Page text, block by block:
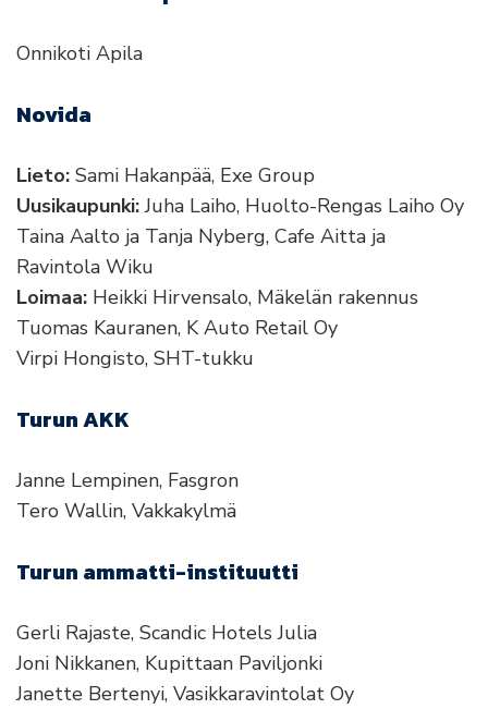
Onnikoti Apila
Novida
Lieto: Sami Hakanpää, Exe Group
Uusikaupunki:Juha Laiho, Huolto-Rengas Laiho Oy
Taina Aalto ja Tanja Nyberg, Cafe Aitta ja
Ravintola Wiku
Loimaa: Heikki Hirvensalo, Mäkelän rakennus
Tuomas Kauranen, K Auto Retail Oy
Virpi Hongisto, SHT-tukku
Turun AKK
Janne Lempinen, Fasgron
Tero Wallin, Vakkakylmä
Turun ammatti-instituutti
Gerli Rajaste, Scandic Hotels Julia
Joni Nikkanen, Kupittaan Paviljonki
Janette Bertenyi, Vasikkaravintolat Oy